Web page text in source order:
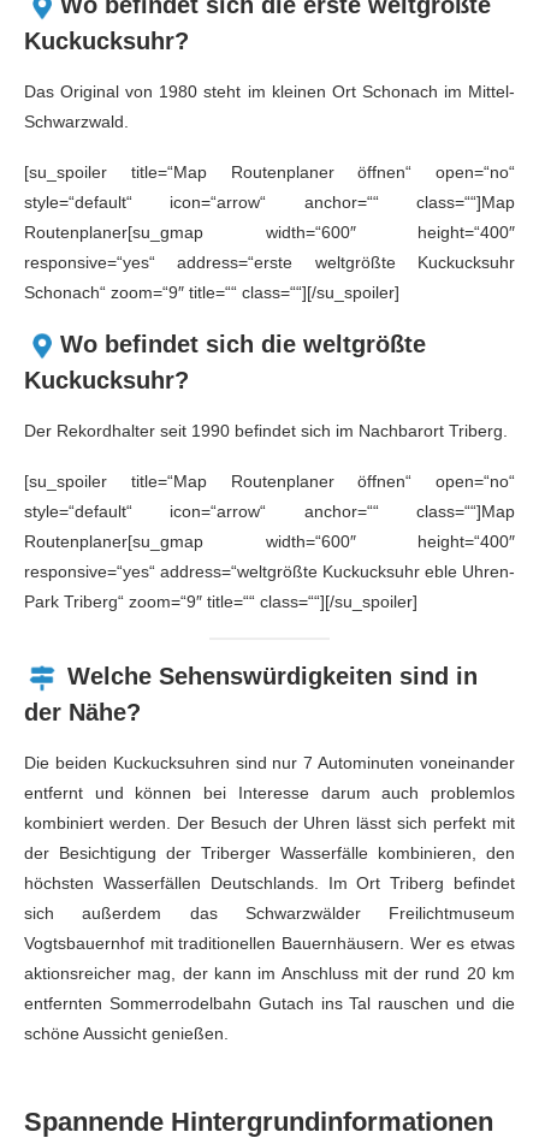
Kuckucksuhr?
Das Original von 1980 steht im kleinen Ort Schonach im Mittel-
Schwarzwald.
[su_spoiler title=“Map Routenplaner öffnen“ open=“no“
style=“default“ icon=“arrow“ anchor=““ class=““]Map
Routenplaner[su_gmap width=“600″ height=“400″
responsive=“yes“ address=“erste weltgrößte Kuckucksuhr
Schonach“ zoom=“9″ title=““ class=““][/su_spoiler]
Wo befindet sich die weltgrößte
Kuckucksuhr?
Der Rekordhalter seit 1990 befindet sich im Nachbarort Triberg.
[su_spoiler title=“Map Routenplaner öffnen“ open=“no“
style=“default“ icon=“arrow“ anchor=““ class=““]Map
Routenplaner[su_gmap width=“600″ height=“400″
responsive=“yes“ address=“weltgrößte Kuckucksuhr eble Uhren-
Park Triberg“ zoom=“9″ title=““ class=““][/su_spoiler]
Welche Sehenswürdigkeiten sind in
der Nähe?
Die beiden Kuckucksuhren sind nur 7 Autominuten voneinander
entfernt und können bei Interesse darum auch problemlos
kombiniert werden. Der Besuch der Uhren lässt sich perfekt mit
der Besichtigung der Triberger Wasserfälle kombinieren, den
höchsten Wasserfällen Deutschlands. Im Ort Triberg befindet
sich außerdem das Schwarzwälder Freilichtmuseum
Vogtsbauernhof mit traditionellen Bauernhäusern. Wer es etwas
aktionsreicher mag, der kann im Anschluss mit der rund 20 km
entfernten Sommerrodelbahn Gutach ins Tal rauschen und die
schöne Aussicht genießen.
Spannende Hintergrundinformationen